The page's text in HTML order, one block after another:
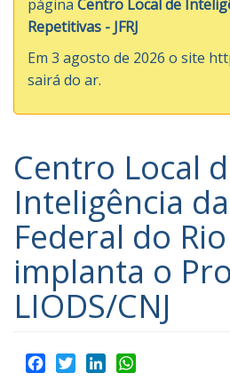
rodapéDemandas
Repetitivas
página Centro Local de
Repetitivas - JFRJ
Em 3 agosto de 2026 o site
sairá do ar.
Centro Local
Inteligência
Federal do
implanta o
LIODS/CNJ
FacebookTwitterLinkedIn